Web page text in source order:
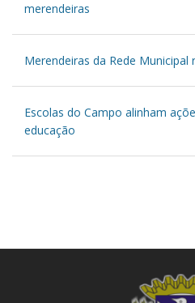
merendeiras
Merendeiras da Rede
Escolas do Campo alinham
educação